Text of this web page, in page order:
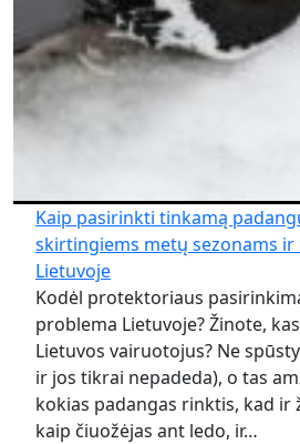
Kaip pasirinkti tinkamą
skirtingiems metų sezonams ir
Lietuvoje
Kodėl protektoriaus
problema Lietuvoje? Žinote,
Lietuvos vairuotojus? Ne
ir jos tikrai nepadeda), o tas
kokias padangas rinktis, kad ir
kaip čiuožėjas ant ledo, ir…